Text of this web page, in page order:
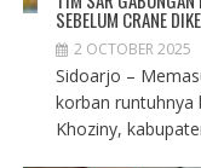
SEBELUM CRANE
2 OCTOBER 2025
Sidoarjo –
korban runtuhnya
Khoziny,